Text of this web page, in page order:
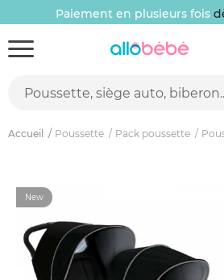
Paiement en plusieurs fois
Accueil Poussette Pack poussette
New